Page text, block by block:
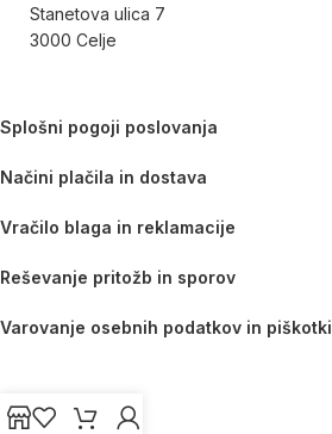
Stanetova ulica 7
3000 Celje
Splošni pogoji poslovanja
Načini plačila in dostava
Vračilo blaga in reklamacije
Reševanje pritožb in sporov
Varovanje osebnih podatkov in piškotki